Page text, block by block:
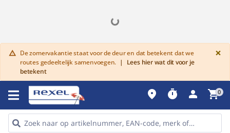
warning De zomervakantie staat voor de deur en dat betekent dat we
routes gedeeltelijk samenvoegen. |
Lees hier wat dit voor je
betekent
×
place timer person shopping_cart0